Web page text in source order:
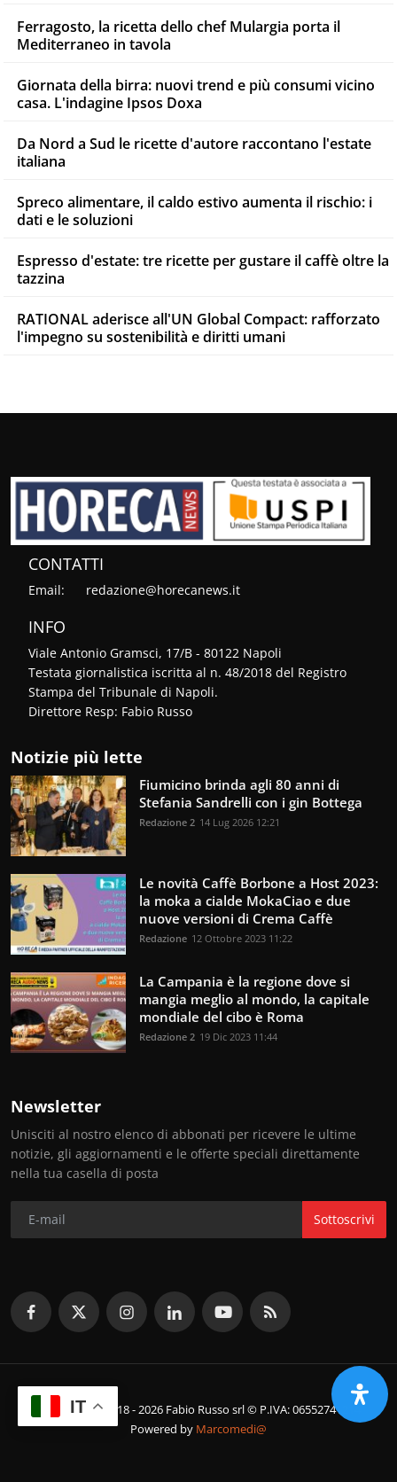
Ferragosto, la ricetta dello chef Mulargia porta il
Mediterraneo in tavola
Giornata della birra: nuovi trend e più consumi vicino
casa. L'indagine Ipsos Doxa
Da Nord a Sud le ricette d'autore raccontano l'estate
italiana
Spreco alimentare, il caldo estivo aumenta il rischio: i
dati e le soluzioni
Espresso d'estate: tre ricette per gustare il caffè oltre la
tazzina
RATIONAL aderisce all'UN Global Compact: rafforzato
l'impegno su sostenibilità e diritti umani
CONTATTI
Email: redazione@horecanews.it
INFO
Viale Antonio Gramsci, 17/B - 80122 Napoli
Testata giornalistica iscritta al n. 48/2018 del Registro
Stampa del Tribunale di Napoli.
Direttore Resp: Fabio Russo
Notizie più lette
Fiumicino brinda agli 80 anni di
Stefania Sandrelli con i gin Bottega
Redazione 2 14 Lug 2026 12:21
Le novità Caffè Borbone a Host 2023:
la moka a cialde MokaCiao e due
nuove versioni di Crema Caffè
Redazione 12 Ottobre 2023 11:22
La Campania è la regione dove si
mangia meglio al mondo, la capitale
mondiale del cibo è Roma
Redazione 2 19 Dic 2023 11:44
Newsletter
Unisciti al nostro elenco di abbonati per ricevere le ultime
notizie, gli aggiornamenti e le offerte speciali direttamente
nella tua casella di posta
Sottoscrivi
© Copyright 2018 - 2026 Fabio Russo srl © P.IVA: 06552741214
Powered by Marcomedi@
IT